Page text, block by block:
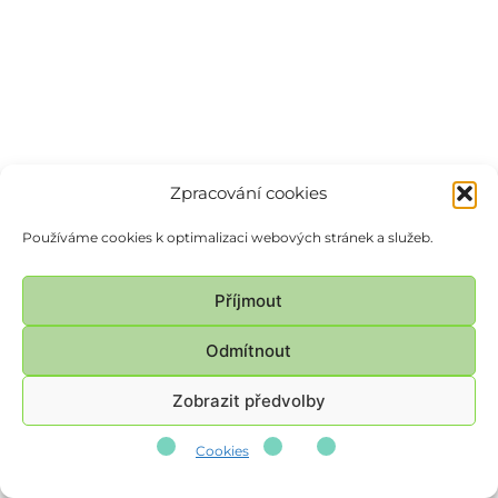
Zpracování cookies
Používáme cookies k optimalizaci webových stránek a služeb.
Příjmout
Odmítnout
Zobrazit předvolby
Cookies